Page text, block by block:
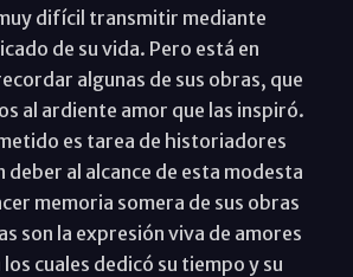
difícil transmitir mediante
de su vida. Pero está en
algunas de sus obras, que
al ardiente amor que las inspiró.
es tarea de historiadores
deber al alcance de esta modesta
memoria somera de sus obras
son la expresión viva de amores
cuales dedicó su tiempo y su